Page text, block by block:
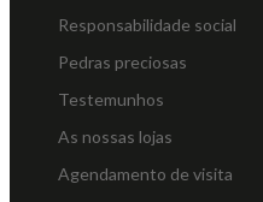
Responsabilidade social
Pedras preciosas
Testemunhos
As nossas lojas
Agendamento de visita